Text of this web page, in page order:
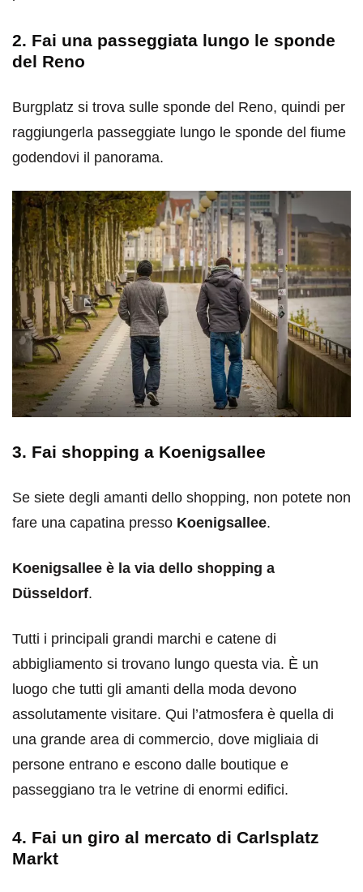
2. Fai una passeggiata lungo le sponde
del Reno
Burgplatz si trova sulle sponde del Reno, quindi per
raggiungerla passeggiate lungo le sponde del fiume
godendovi il panorama.
3. Fai shopping a Koenigsallee
Se siete degli amanti dello shopping, non potete non
fare una capatina presso Koenigsallee.
Koenigsallee è la via dello shopping a
Düsseldorf.
Tutti i principali grandi marchi e catene di
abbigliamento si trovano lungo questa via. È un
luogo che tutti gli amanti della moda devono
assolutamente visitare. Qui l’atmosfera è quella di
una grande area di commercio, dove migliaia di
persone entrano e escono dalle boutique e
passeggiano tra le vetrine di enormi edifici.
4. Fai un giro al mercato di Carlsplatz
Markt